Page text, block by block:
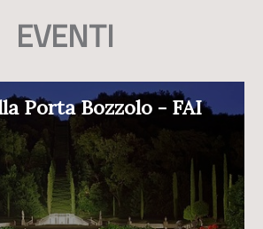
EVENTI
Porta Bozzolo - FAI